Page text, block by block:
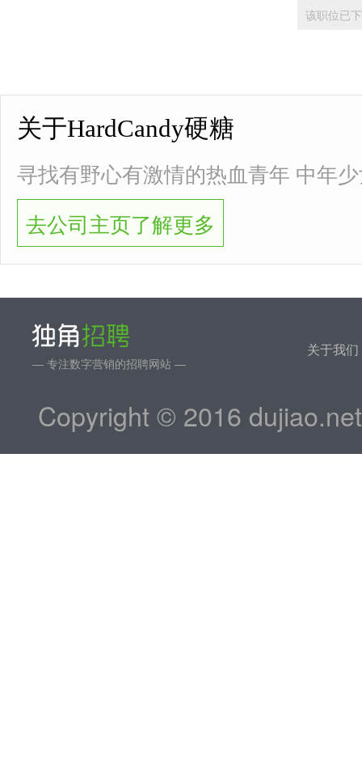
该职位已
关于HardCandy硬糖
寻找有野心有激情的热血青年 中年
去公司主页了解更多
— 专注数字营销的招聘网站 —
关于我们
Copyright © 2016